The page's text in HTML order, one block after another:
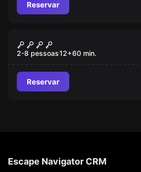
Reservar
Museu
2-8 pessoas12+60 min.
Reservar
Escape Navigator CRM